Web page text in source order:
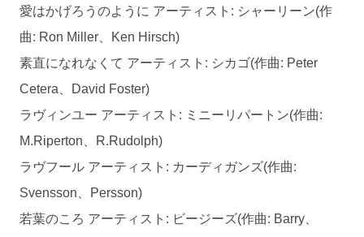
愛はかげろうのように アーティスト: シャーリーン(作
曲: Ron Miller、Ken Hirsch)
素直になれなくて アーティスト: シカゴ(作曲: Peter
Cetera、David Foster)
ラヴィンユー アーティスト: ミニーリパートン(作曲:
M.Riperton、R.Rudolph)
ラヴフール アーティスト: カーディガンズ(作曲:
Svensson、Persson)
若葉のころ アーティスト: ビージーズ(作曲: Barry、